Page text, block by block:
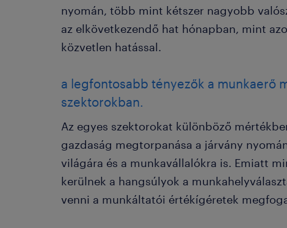
nyomán, több mint kétszer nagyobb
az elkövetkezendő hat hónapban, mint
közvetlen hatással.
a legfontosabb tényezők a munkaerő
szektorokban.
Az egyes szektorokat különböző
gazdaság megtorpanása a járvány
világára és a munkavállalókra is. Emiatt
kerülnek a hangsúlyok a
venni a munkáltatói értékígéretek